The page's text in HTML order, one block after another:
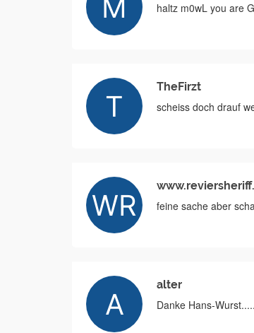
haltz m0wL you are
TheFirzt
scheiss doch drauf
feine sache aber
alter
Danke Hans-